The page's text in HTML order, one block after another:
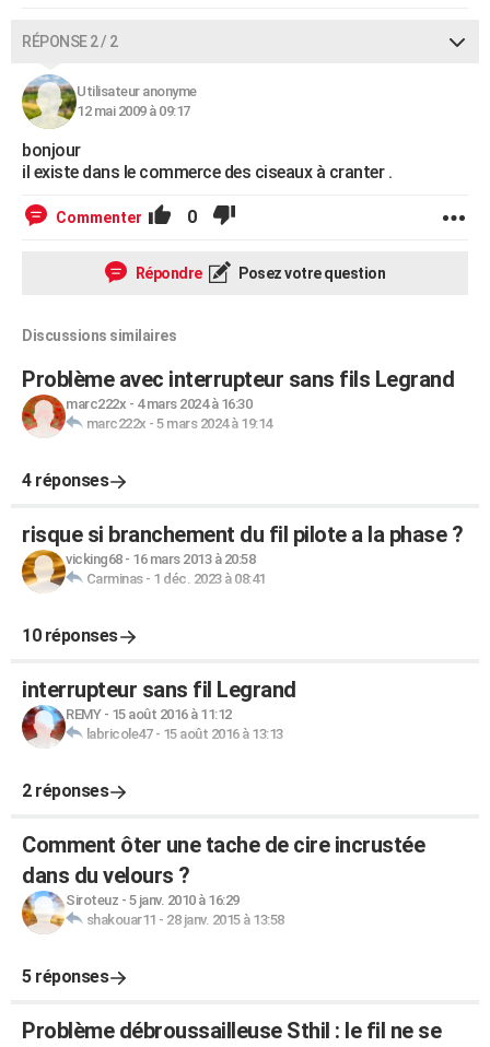
RÉPONSE 2 / 2
Utilisateur anonyme
12 mai 2009 à 09:17
bonjour
il existe dans le commerce des ciseaux à cranter .
Commenter 0
Répondre Posez votre question
Discussions similaires
Problème avec interrupteur sans fils Legrand
marc222x - 4 mars 2024 à 16:30
marc222x - 5 mars 2024 à 19:14
4 réponses
risque si branchement du fil pilote a la phase ?
vicking68- 16 mars 2013 à 20:58
Carminas- 1 déc. 2023 à 08:41
10 réponses
interrupteur sans fil Legrand
REMY- 15 août 2016 à 11:12
labricole47- 15 août 2016 à 13:13
2 réponses
Comment ôter une tache de cire incrustée
dans du velours ?
Siroteuz - 5 janv. 2010 à 16:29
shakouar11 - 28 janv. 2015 à 13:58
5 réponses
Problème débroussailleuse Sthil : le fil ne se